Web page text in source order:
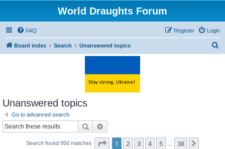
World Draughts Forum
FAQ Login
Register
Board index Search Unanswered topics
Unanswered topics
Go to advanced search
Search
Search found 950 matches Page 1of 38
1 2 3 4 5 … 38